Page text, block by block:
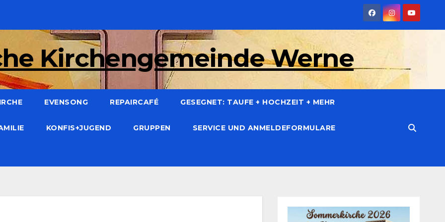
Kirchengemeinde Werne
EVENSONG REPAIRCAFÉ GESEGNET: TAUFE + HOCHZEIT + MEHR
KONFIS+JUGEND GRUPPEN SERVICE UND ANMELDEFORMULARE